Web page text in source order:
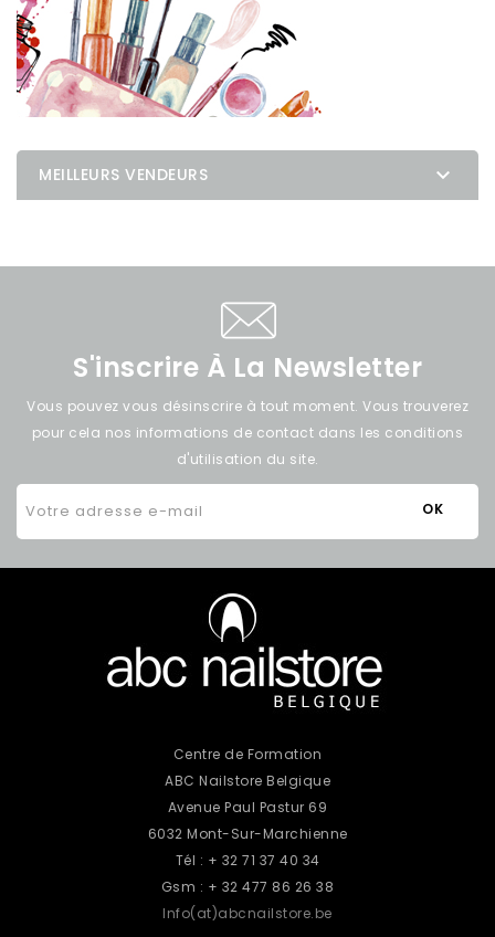
MEILLEURS VENDEURS 
S'inscrire À La Newsletter
Vous pouvez vous désinscrire à tout moment. Vous trouverez
pour cela nos informations de contact dans les conditions
d'utilisation du site.
Centre de Formation
ABC Nailstore Belgique
Avenue Paul Pastur 69
6032 Mont-Sur-Marchienne
Tél : + 32 71 37 40 34
Gsm : + 32 477 86 26 38
Info(at)abcnailstore.be